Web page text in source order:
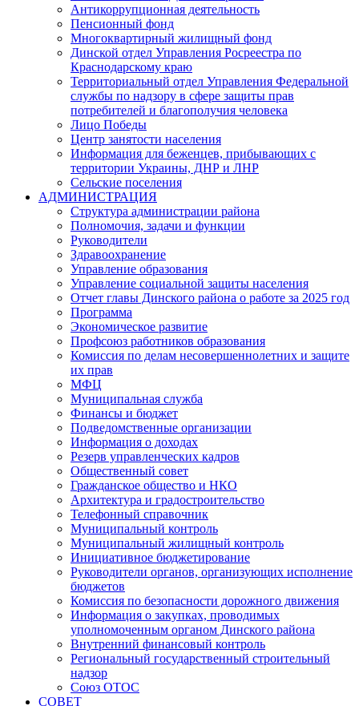
Антикоррупционная деятельность
Пенсионный фонд
Многоквартирный жилищный фонд
Динской отдел Управления Росреестра по
Краснодарскому краю
Территориальный отдел Управления Федеральной
службы по надзору в сфере защиты прав
потребителей и благополучия человека
Лицо Победы
Центр занятости населения
Информация для беженцев, прибывающих с
территории Украины, ДНР и ЛНР
Сельские поселения
АДМИНИСТРАЦИЯ
Структура администрации района
Полномочия, задачи и функции
Руководители
Здравоохранение
Управление образования
Управление социальной защиты населения
Отчет главы Динского района о работе за 2025 год
Программа
Экономическое развитие
Профсоюз работников образования
Комиссия по делам несовершеннолетних и защите
их прав
МФЦ
Муниципальная служба
Финансы и бюджет
Подведомственные организации
Информация о доходах
Резерв управленческих кадров
Общественный совет
Гражданское общество и НКО
Архитектура и градостроительство
Телефонный справочник
Муниципальный контроль
Муниципальный жилищный контроль
Инициативное бюджетирование
Руководители органов, организующих исполнение
бюджетов
Комиссия по безопасности дорожного движения
Информация о закупках, проводимых
уполномоченным органом Динского района
Внутренний финансовый контроль
Региональный государственный строительный
надзор
Союз ОТОС
СОВЕТ